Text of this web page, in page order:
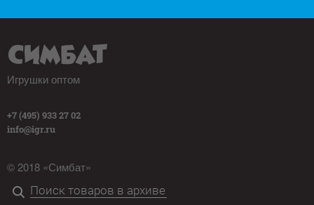
Игрушки оптом
+7 (495) 933 27 02
info@igr.ru
© 2018 «Симбат»